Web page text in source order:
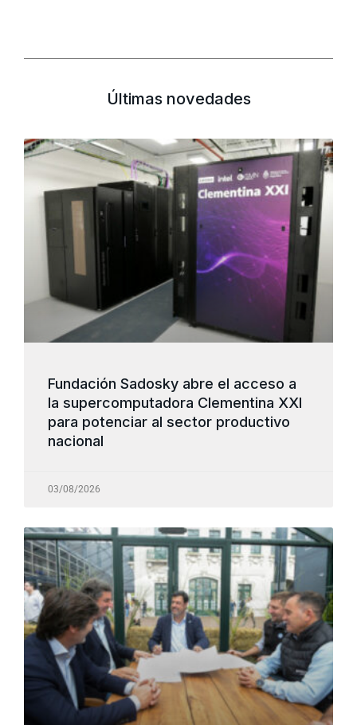
Últimas novedades
Fundación Sadosky abre el acceso a
la supercomputadora Clementina XXI
para potenciar al sector productivo
nacional
03/08/2026